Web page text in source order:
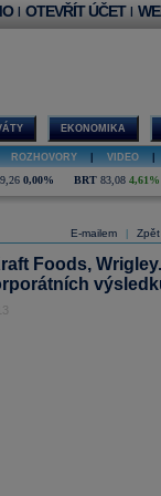
| OTEVŘÍT ÚČET |
EKONOMIKA
ROZHOVORY VIDEO
0,00% BRT 83,08 4,61%
E-mailem Zpět
Foods,